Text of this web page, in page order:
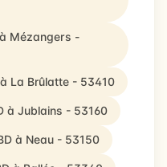
Mézangers -
La Brûlatte - 53410
à Jublains - 53160
à Neau - 53150